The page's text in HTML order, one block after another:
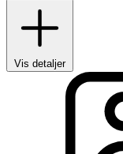
Vis detaljer